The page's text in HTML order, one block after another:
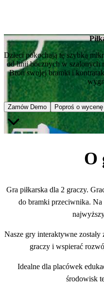
Dzieci pokochają tę szybką
od linii bocznych w szalonych
Broń swojej bramki i
Zamów Demo Poproś o wycenę
O
Gra piłkarska dla 2 graczy.
do bramki przeciwnika.
Nasze gry interaktywne
graczy i wspierać
Idealne dla placówek
środowisk